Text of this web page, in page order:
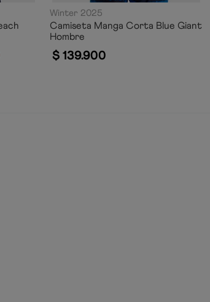
Winter 2025
Camiseta Manga Corta Blue Giant
Hombre
$ 139.900